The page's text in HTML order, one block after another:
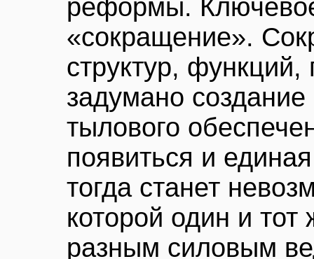
реформы.
«сокращение».
структур,
задумано
тылового
появиться и
тогда станет
которой один и
разным силовым